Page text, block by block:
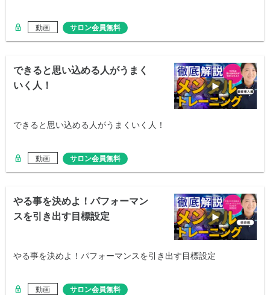
動画 サロン会員無料
できると思い込める人がうまく
いく人！
できると思い込める人がうまくいく人！
動画 サロン会員無料
やる事を決めよ！パフォーマン
スを引き出す目標設定
やる事を決めよ！パフォーマンスを引き出す目標設定
動画 サロン会員無料